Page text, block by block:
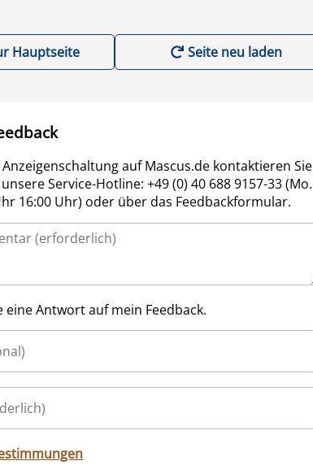
Hauptseite Seite neu laden
auf Mascus.de kontaktieren Sie
Service-Hotline: +49 (0) 40 688 9157-33 (Mo.
16:00 Uhr) oder über das Feedbackformular.
eine Antwort auf mein Feedback.